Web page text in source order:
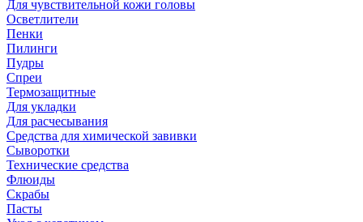
Для чувствительной кожи головы
Осветлители
Пенки
Пилинги
Пудры
Спреи
Термозащитные
Для укладки
Для расчесывания
Средства для химической завивки
Сыворотки
Технические средства
Флюиды
Скрабы
Пасты